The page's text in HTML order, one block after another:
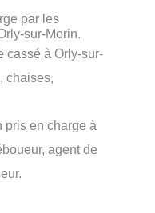
par les
sur-Morin.
cassé à Orly-sur-
chaises,
pris en charge à
agent de